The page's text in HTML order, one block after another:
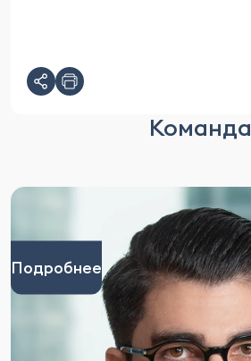
Команда
Подробнее